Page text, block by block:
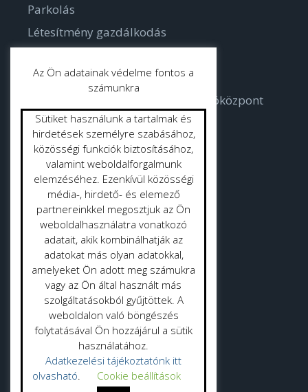
Parkolás
Létesítmény gazdálkodás
Bodorka Balatoni Vízvilág Látogatóközpont
Strandok
Közterület tisztítás
Gyepmester
Vásrácsarnok
Adatvédelmi politika
Adatkezelési tájékoztató
Az Ön adatainak védelme fontos a
számunkra
Sütiket használunk a tartalmak és
hirdetések személyre szabásához,
közösségi funkciók biztosításához,
valamint weboldalforgalmunk
elemzéséhez. Ezenkívül közösségi
média-, hirdető- és elemező
partnereinkkel megosztjuk az Ön
weboldalhasználatra vonatkozó
adatait, akik kombinálhatják az
adatokat más olyan adatokkal,
amelyeket Ön adott meg számukra
vagy az Ön által használt más
szolgáltatásokból gyűjtöttek. A
weboldalon való böngészés
folytatásával Ön hozzájárul a sütik
használatához.
Adatkezelési tájékoztatónk itt
olvasható. Cookie beállítások